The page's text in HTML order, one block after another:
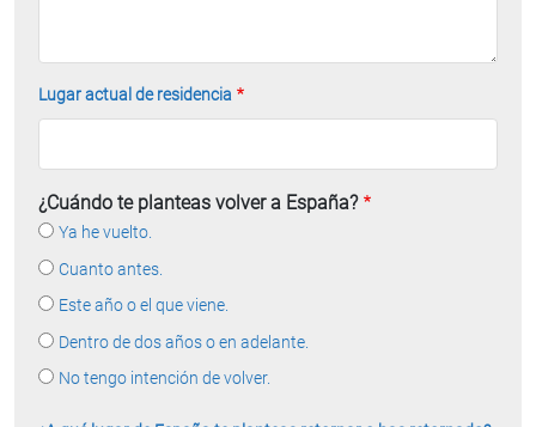
Lugar actual de residencia
¿Cuándo te planteas volver a España?
Ya he vuelto.
Cuanto antes.
Este año o el que viene.
Dentro de dos años o en adelante.
No tengo intención de volver.